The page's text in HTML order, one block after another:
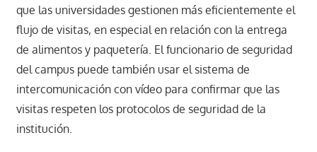
que las universidades gestionen más eficientemente el
flujo de visitas, en especial en relación con la entrega
de alimentos y paquetería. El funcionario de seguridad
del campus puede también usar el sistema de
intercomunicación con vídeo para confirmar que las
visitas respeten los protocolos de seguridad de la
institución.